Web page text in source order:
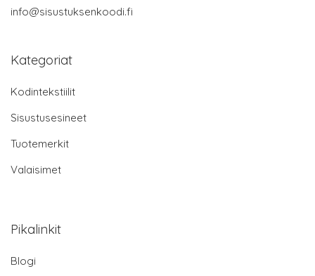
info@sisustuksenkoodi.fi
Kategoriat
Kodintekstiilit
Sisustusesineet
Tuotemerkit
Valaisimet
Pikalinkit
Blogi